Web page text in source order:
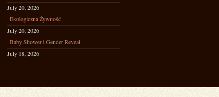
July 20, 2026
Ekologiczna Żywność
July 20, 2026
Baby Shower i Gender Reveal
July 18, 2026